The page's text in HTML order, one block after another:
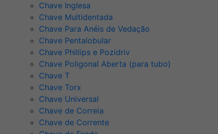
Chave Inglesa
Chave Multidentada
Chave Para Anéis de Vedação
Chave Pentalobular
Chave Phillips e Pozidriv
Chave Poligonal Aberta (para tubo)
Chave T
Chave Torx
Chave Universal
Chave de Correia
Chave de Corrente